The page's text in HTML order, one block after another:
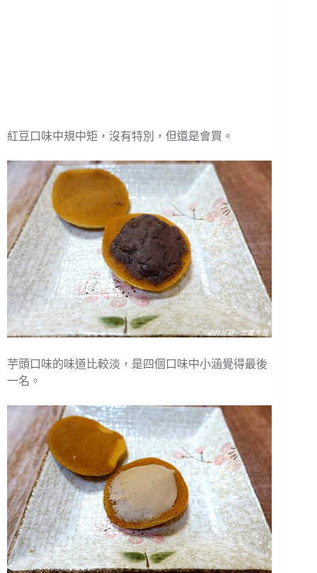
紅豆口味中規中矩，沒有特別，但還是會買。
芋頭口味的味道比較淡，是四個口味中小涵覺得最後
一名。